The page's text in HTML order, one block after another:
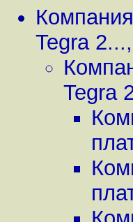
Tegra 2...,
Tegra